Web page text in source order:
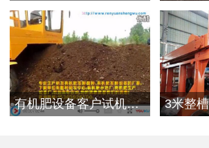
有机肥设备客户试机现场